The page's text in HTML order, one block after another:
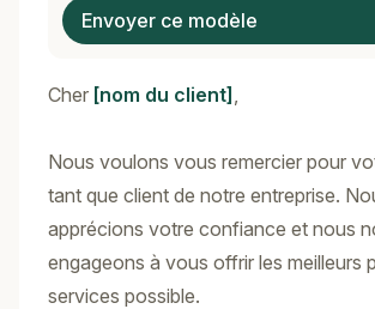
Envoyer ce modèle
Cher [nom du client] ,
Nous voulons vous remercier pour
tant que client de notre entreprise.
apprécions votre confiance et nous
engageons à vous offrir les meilleurs
services possible.